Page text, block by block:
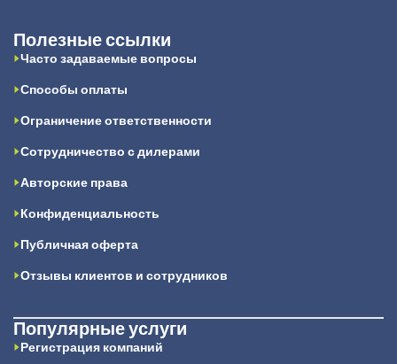
Полезные ссылки
Часто задаваемые вопросы
Способы оплаты
Ограничение ответственности
Сотрудничество с дилерами
Авторские права
Конфиденциальность
Публичная оферта
Отзывы клиентов и сотрудников
Популярные услуги
Регистрация компаний